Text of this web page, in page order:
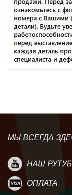
МЫ ВСЕГДА
НАШ
ОПЛАТА